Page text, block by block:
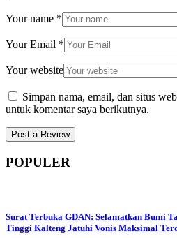
Your name *
Your Email *
Your website
Simpan nama, email, dan situs
untuk komentar saya berikutnya.
POPULER
Surat Terbuka GDAN: Selamatkan Bumi
Tinggi Kalteng Jatuhi Vonis Maksimal